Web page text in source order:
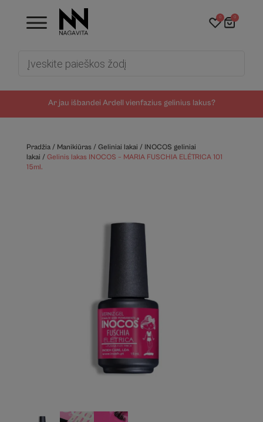
Ar jau išbandei Ardell vienfazius gelinius lakus?
0 0
Pradžia/ Manikiūras/ Geliniai lakai / INOCOS geliniai
lakai / Gelinis lakas INOCOS – MARIA FUSCHIA ELÉTRICA 101
15ml.